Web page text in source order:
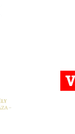
Kép